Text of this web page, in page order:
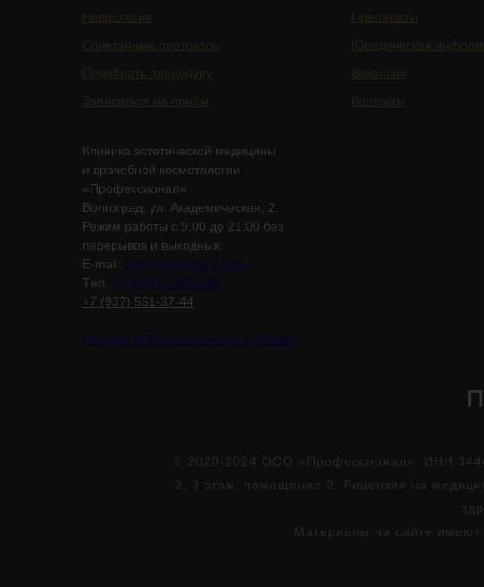
Неврология
Сочетанные протоколы
Подобрать процедуру
Записаться на приём
Препараты
Юридическая
Вакансии
Контакты
Клиника эстетической медицины
и врачебной косметологии
«Профессионал»
Волгоград, ул. Академическая, 2.
Режим работы с 9:00 до 21:00 без
перерывов и выходных.
E-mail: info@proficlinica.com
Tел. +7 (8442) 320-320
+7 (937) 561-37-44
Клиника «Профессионал» в Москве
© 2020-2024 ООО «Профессионал». ИНН
2, 3 этаж, помещение 2. Лицензия на
Материалы на сайте имеют